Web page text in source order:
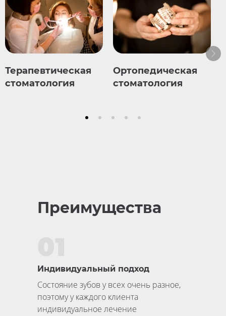
Терапевтическая
стоматология
Ортопедическая
стоматология
Преимущества
Состояние зубов у всех очень разное,
поэтому у каждого клиента
индивидуальное лечение
Индивидуальный подход